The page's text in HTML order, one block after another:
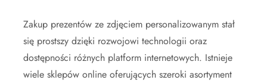
Zakup prezentów ze zdjęciem personalizowanym stał
się prostszy dzięki rozwojowi technologii oraz
dostępności różnych platform internetowych. Istnieje
wiele sklepów online oferujących szeroki asortyment